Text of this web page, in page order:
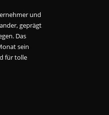
und
geprägt
Das
sein
für tolle